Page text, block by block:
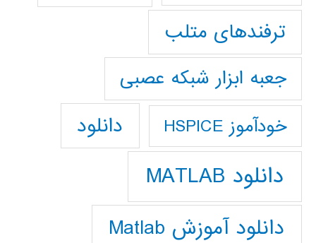
ترفندهای متلب
جعبه ابزار شبکه عصبی
خودآموز HSPICE دانلود
دانلود MATLAB
دانلود آموزش Matlab